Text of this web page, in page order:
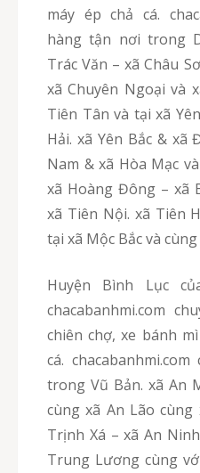
máy ép chả cá.
hàng tận nơi trong
Trác Văn – xã Châu
xã Chuyên Ngoại và
Tiên Tân và tại xã
Hải. xã Yên Bắc &
Nam & xã Hòa Mạc
xã Hoàng Đông – xã
xã Tiên Nội. xã Tiên
tại xã Mộc Bắc và
Huyện Bình Lục của Hà Nam, hiện tại
chacabanhmi.com
chiên chợ, xe bánh
cá.
trong Vũ Bản. xã An
cùng xã An Lão cùng
Trịnh Xá – xã An
Trung Lương cùng